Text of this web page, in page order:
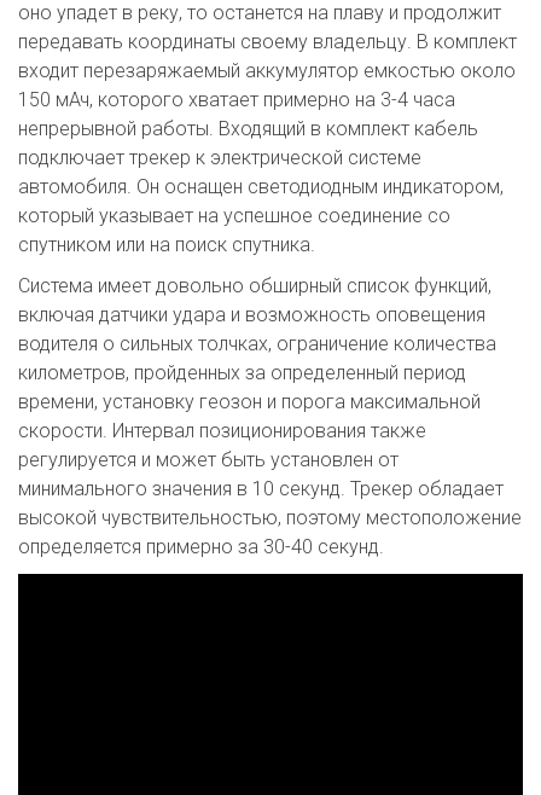
оно упадет в реку, то останется на плаву и продолжит
передавать координаты своему владельцу. В комплект
входит перезаряжаемый аккумулятор емкостью около
150 мАч, которого хватает примерно на 3-4 часа
непрерывной работы. Входящий в комплект кабель
подключает трекер к электрической системе
автомобиля. Он оснащен светодиодным индикатором,
который указывает на успешное соединение со
спутником или на поиск спутника.
Система имеет довольно обширный список функций,
включая датчики удара и возможность оповещения
водителя о сильных толчках, ограничение количества
километров, пройденных за определенный период
времени, установку геозон и порога максимальной
скорости. Интервал позиционирования также
регулируется и может быть установлен от
минимального значения в 10 секунд. Трекер обладает
высокой чувствительностью, поэтому местоположение
определяется примерно за 30-40 секунд.